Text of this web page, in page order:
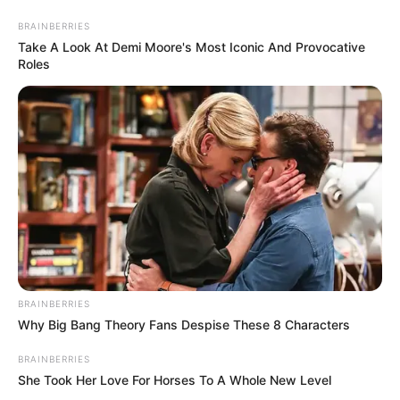
Fahrradtouren mit dem ADFC für Cavertitz und
Empfehlungen für Fahrradrouten
BRAINBERRIES
Take A Look At Demi Moore's Most Iconic And Provocative
Roles
BRAINBERRIES
Why Big Bang Theory Fans Despise These 8 Characters
BRAINBERRIES
She Took Her Love For Horses To A Whole New Level